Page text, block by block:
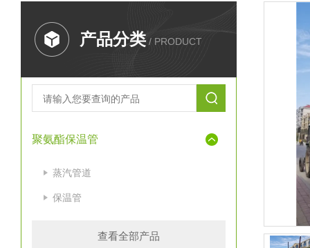
产品分类 / PRODUCT
聚氨酯保温管
蒸汽管道
保温管
查看全部产品